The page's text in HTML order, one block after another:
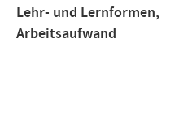
Lehr- und Lernformen,
Arbeitsaufwand